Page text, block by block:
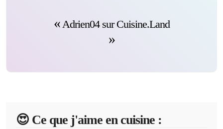
Adrien04 sur Cuisine.Land
😍️ Ce que j'aime en cuisine :